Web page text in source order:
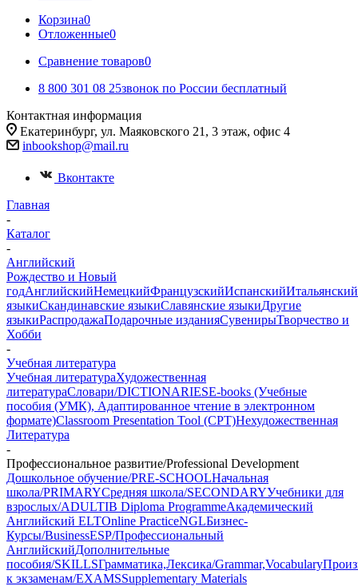
Корзина0
Отложенные0
Сравнение товаров0
8 800 301 08 25звонок по России бесплатный
Контактная информация
Екатеринбург, ул. Маяковского 21, 3 этаж, офис 4
inbookshop@mail.ru
Вконтакте
Главная
-
Каталог
-
Английский
Рождество и Новый
годАнглийскийНемецкийФранцузскийИспанскийИтальянский
языкиСкандинавские языкиСлавянские языкиДругие
языкиРаспродажаПодарочные изданияСувенирыТворчество и
Хобби
-
Учебная литература
Учебная литератураХудожественная
литератураСловари/DICTIONARIESE-books (Учебные
пособия (УМК), Адаптированное чтение в электронном
формате)Classroom Presentation Tool (CPT)Нехудожественная
Литература
-
Профессиональное развитие/Professional Development
Дошкольное обучение/PRE-SCHOOLНачальная
школа/PRIMARYСредняя школа/SECONDARYУчебники для
взрослых/ADULTIB Diploma ProgrammeАкадемический
Английский ELTOnline PracticeNGLБизнес-
Курсы/BusinessESP/Профессиональный
АнглийскийДополнительные
пособия/SKILLSГрамматика,Лексика/Grammar,Vocabulary
к экзаменам/EXAMSSupplementary Materials